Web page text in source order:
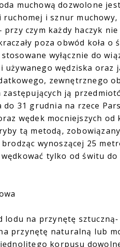
muchową dozwolone
i sznur
przy czym każdy haczyk
poza obwód koła
wyłącznie do
używanego wędziska oraz
zewnętrznego
ją
do 31 grudnia na rzece
wędek mocniejszych
tą metodą,
wynoszącej 25
tylko od świtu
lodu na przynętę
przynętę naturalną lub
korpusu